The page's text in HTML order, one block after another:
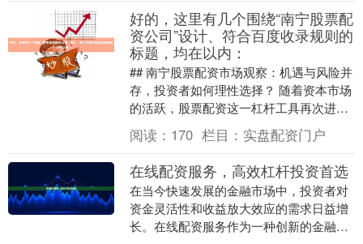
好的，这里有几个围绕“南宁股票配
资公司”设计、符合百度收录规则的
标题，均在以内：
## 南宁股票配资市场观察：机遇与风险并
存，投资者如何理性选择？ 随着资本市场
的活跃，股票配资这一杠杆工具再次进入
大众视野。在广西首府南宁，股票配资服
务也吸引了....
阅读： 170 栏目： 实盘配资门户
在线配资服务，高效杠杆投资首选
在当今快速发展的金融市场中，投资者对
资金灵活性和收益放大效应的需求日益增
长。在线配资服务作为一种创新的金融工